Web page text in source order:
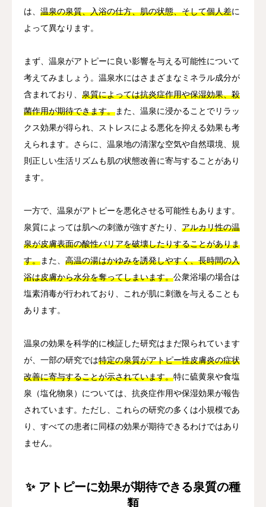
は、 温泉の泉質、入浴の仕方、肌の状態、そして個人差に
よって異なります。
まず、温泉がアトピーに良い影響を与える可能性について
考えてみましょう。温泉水にはさまざまなミネラル成分が
含まれており、 泉質によっては抗炎症作用や保湿効果、殺
菌作用が期待できます。また、温泉に浸かることでリラッ
クス効果が得られ、ストレスによる悪化を抑える効果も考
えられます。さらに、温泉地の清潔な空気や自然環境、規
則正しい生活リズムも肌の状態改善に寄与することがあり
ます。
一方で、温泉がアトピーを悪化させる可能性もあります。
泉質によっては肌への刺激が強すぎたり、 アルカリ性の温
泉が皮膚表面の酸性バリアを破壊したりすることがありま
す。また、 高温の湯はかゆみを誘発しやすく、長時間の入
浴は皮膚から水分を奪ってしまいます。公衆浴場の場合は
塩素消毒が行われており、これが肌に刺激を与えることも
あります。
温泉の効果を科学的に検証した研究はまだ限られています
が、一部の研究では特定の泉質がアトピー性皮膚炎の症状
改善に寄与することが示されています。特に硫黄泉や食塩
泉（塩化物泉）については、抗炎症作用や保湿効果が報告
されています。ただし、これらの研究の多くは小規模であ
り、すべての患者に同様の効果が期待できるわけではあり
ません。
✨ アトピーに効果が期待できる泉質の種
類